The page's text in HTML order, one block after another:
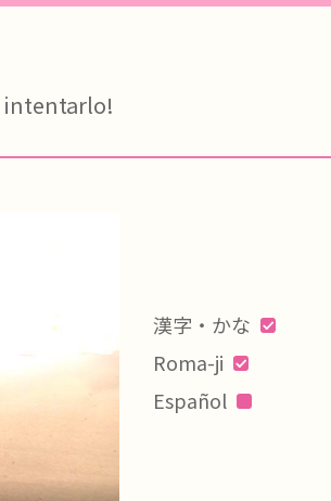
intentarlo!
漢字・かな
Roma-ji
Español